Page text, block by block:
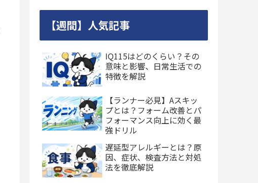
【週間】人気記事
IQ115はどのくらい？その
意味と影響、日常生活での
特徴を解説
【ランナー必見】Aスキッ
プとは？フォーム改善とパ
フォーマンス向上に効く最
強ドリル
遅延型アレルギーとは？原
因、症状、検査方法と対処
法を徹底解説